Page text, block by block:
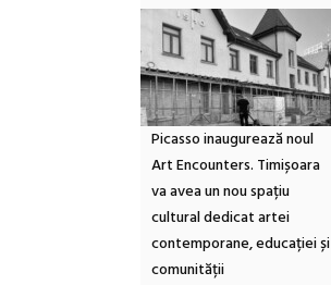
Picasso inaugurează noul
Art Encounters. Timișoara
va avea un nou spațiu
cultural dedicat artei
contemporane, educației și
comunității